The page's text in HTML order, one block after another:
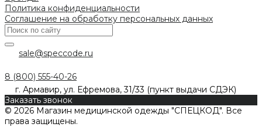
Политика конфиденциальности
Соглашение на обработку персональных данных
sale@speccode.ru
8 (800) 555-40-26
г. Армавир, ул. Ефремова, 31/33 (пункт выдачи СДЭК)
Заказать звонок
© 2026 Магазин медицинской одежды "СПЕЦКОД". Все
права защищены.